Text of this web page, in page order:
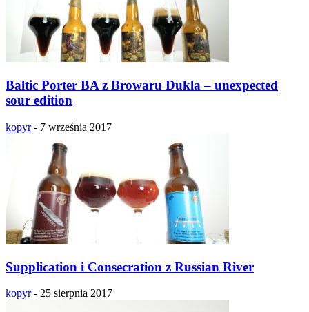
Baltic Porter BA z Browaru Dukla – unexpected
sour edition
kopyr - 7 września 2017
Supplication i Consecration z Russian River
kopyr - 25 sierpnia 2017